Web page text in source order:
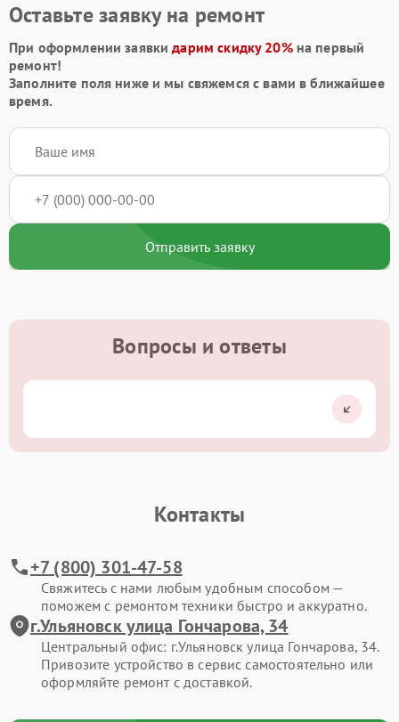
Оставьте заявку на ремонт
При оформлении заявкидарим скидку 20%на первый
ремонт!
Заполните поля ниже и мы свяжемся с вами в ближайшее
время.
Отправить заявку
Вопросы и ответы
Контакты
+7 (800) 301-47-58
Свяжитесь с нами любым удобным способом —
поможем с ремонтом техники быстро и аккуратно.
г.Ульяновск улица Гончарова, 34
Центральный офис: г.Ульяновск улица Гончарова, 34.
Привозите устройство в сервис самостоятельно или
оформляйте ремонт с доставкой.